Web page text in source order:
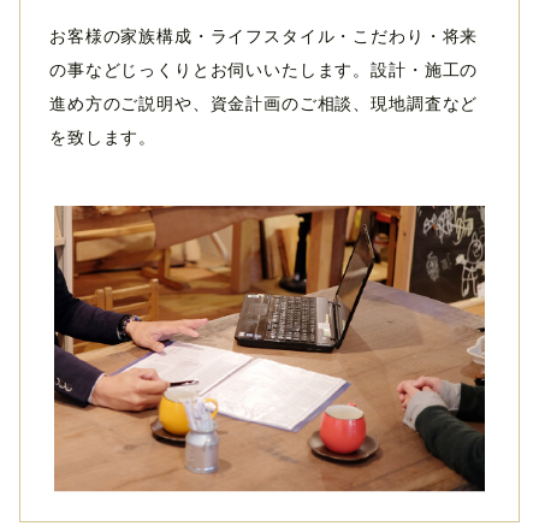
お客様の家族構成・ライフスタイル・こだわり・将来
の事などじっくりとお伺いいたします。設計・施工の
進め方のご説明や、資金計画のご相談、現地調査など
を致します。